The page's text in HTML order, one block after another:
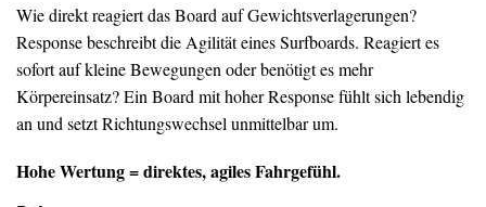
Wie direkt reagiert das Board auf Gewichtsverlagerungen?
Response beschreibt die Agilität eines Surfboards. Reagiert es
sofort auf kleine Bewegungen oder benötigt es mehr
Körpereinsatz? Ein Board mit hoher Response fühlt sich lebendig
an und setzt Richtungswechsel unmittelbar um.
Hohe Wertung = direktes, agiles Fahrgefühl.